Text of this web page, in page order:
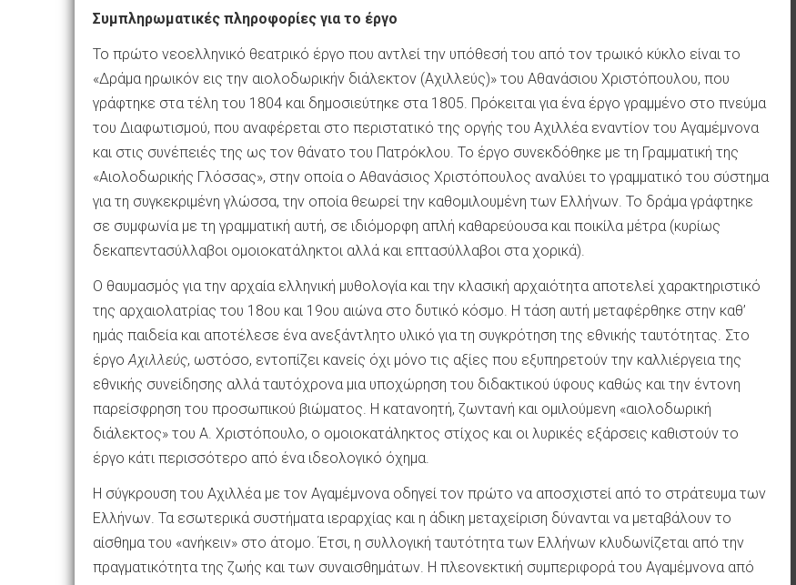
Συμπληρωματικές πληροφορίες για το έργο
Το πρώτο νεοελληνικό θεατρικό έργο που αντλεί την υπόθεσή του από τον τρωικό κύκλο είναι το
«Δράμα ηρωικόν εις την αιολοδωρικήν διάλεκτον (Αχιλλεύς)» του Αθανάσιου Χριστόπουλου, που
γράφτηκε στα τέλη του 1804 και δημοσιεύτηκε στα 1805. Πρόκειται για ένα έργο γραμμένο στο πνεύμα
του Διαφωτισμού, που αναφέρεται στο περιστατικό της οργής του Αχιλλέα εναντίον του Αγαμέμνονα
και στις συνέπειές της ως τον θάνατο του Πατρόκλου. Το έργο συνεκδόθηκε με τη Γραμματική της
«Αιολοδωρικής Γλόσσας», στην οποία ο Αθανάσιος Χριστόπουλος αναλύει το γραμματικό του σύστημα
για τη συγκεκριμένη γλώσσα, την οποία θεωρεί την καθομιλουμένη των Ελλήνων. Το δράμα γράφτηκε
σε συμφωνία με τη γραμματική αυτή, σε ιδιόμορφη απλή καθαρεύουσα και ποικίλα μέτρα (κυρίως
δεκαπεντασύλλαβοι ομοιοκατάληκτοι αλλά και επτασύλλαβοι στα χορικά).
Ο θαυμασμός για την αρχαία ελληνική μυθολογία και την κλασική αρχαιότητα αποτελεί χαρακτηριστικό
της αρχαιολατρίας του 18ου και 19ου αιώνα στο δυτικό κόσμο. Η τάση αυτή μεταφέρθηκε στην καθ’
ημάς παιδεία και αποτέλεσε ένα ανεξάντλητο υλικό για τη συγκρότηση της εθνικής ταυτότητας. Στο
έργοΑχιλλεύς, ωστόσο, εντοπίζει κανείς όχι μόνο τις αξίες που εξυπηρετούν την καλλιέργεια της
εθνικής συνείδησης αλλά ταυτόχρονα μια υποχώρηση του διδακτικού ύφους καθώς και την έντονη
παρείσφρηση του προσωπικού βιώματος. Η κατανοητή, ζωντανή και ομιλούμενη «αιολοδωρική
διάλεκτος» του Α. Χριστόπουλο, ο ομοιοκατάληκτος στίχος και οι λυρικές εξάρσεις καθιστούν το
έργο κάτι περισσότερο από ένα ιδεολογικό όχημα.
Η σύγκρουση του Αχιλλέα με τον Αγαμέμνονα οδηγεί τον πρώτο να αποσχιστεί από το στράτευμα των
Ελλήνων. Τα εσωτερικά συστήματα ιεραρχίας και η άδικη μεταχείριση δύνανται να μεταβάλουν το
αίσθημα του «ανήκειν» στο άτομο. Έτσι, η συλλογική ταυτότητα των Ελλήνων κλυδωνίζεται από την
πραγματικότητα της ζωής και των συναισθημάτων. Η πλεονεκτική συμπεριφορά του Αγαμέμνονα από